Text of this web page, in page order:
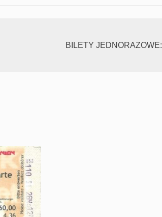
BILETY JEDNORAZOWE: